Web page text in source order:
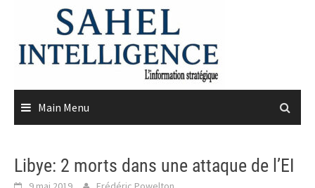
content
Main Menu
Libye: 2 morts dans une attaque de l’EI